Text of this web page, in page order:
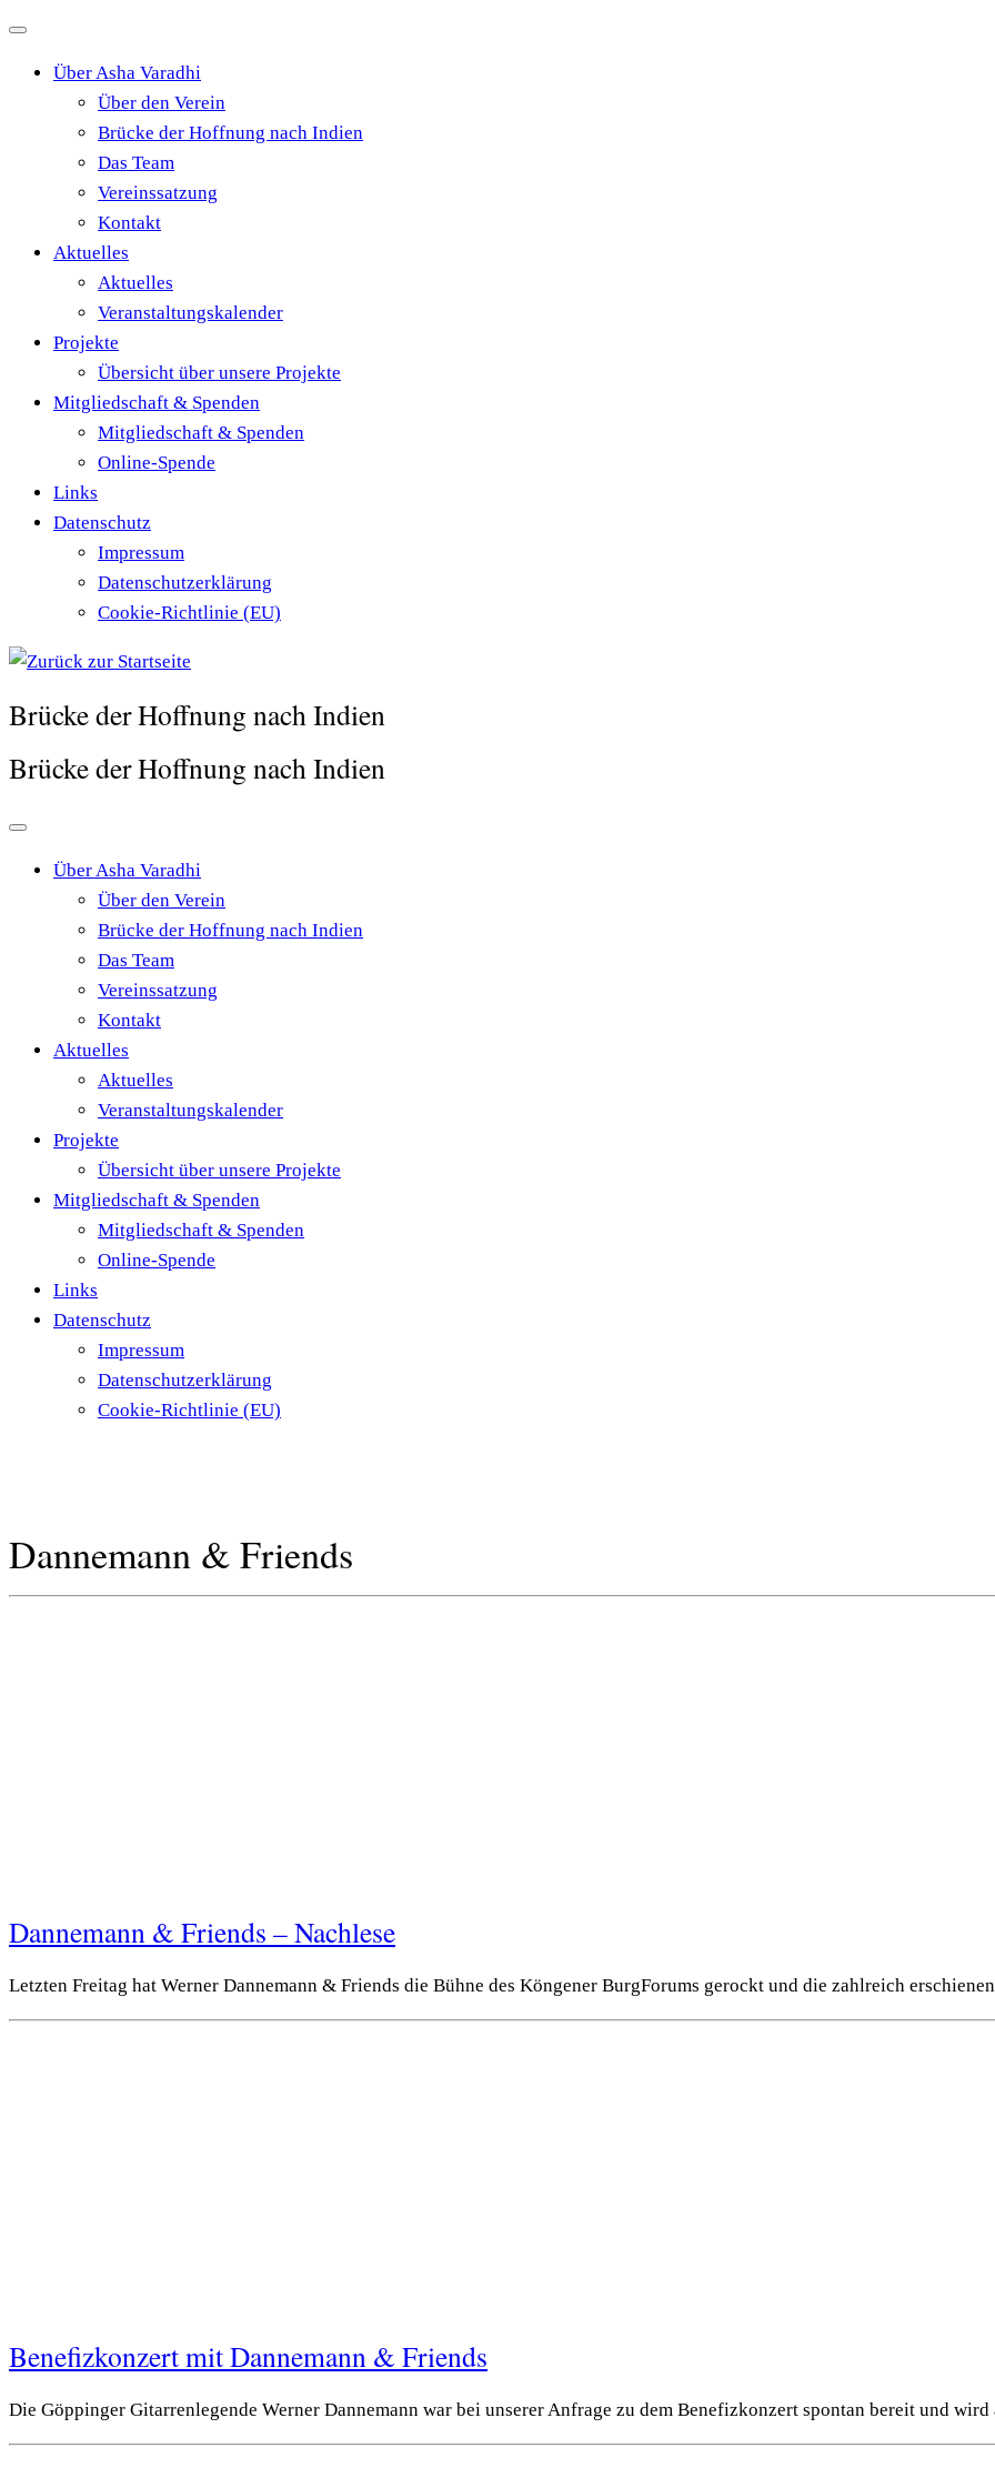
Zum
springenÜber Asha Varadhi
Über den Verein
Brücke der Hoffnung nach Indien
Das Team
Vereinssatzung
Kontakt
Aktuelles
Aktuelles
Veranstaltungskalender
Projekte
Übersicht über unsere Projekte
Mitgliedschaft & Spenden
Mitgliedschaft & Spenden
Online-Spende
Links
Datenschutz
Impressum
Datenschutzerklärung
Cookie-Richtlinie (EU)
Brücke der Hoffnung nach Indien
Brücke der Hoffnung nach Indien
Über Asha Varadhi
Über den Verein
Brücke der Hoffnung nach Indien
Das Team
Vereinssatzung
Kontakt
Aktuelles
Aktuelles
Veranstaltungskalender
Projekte
Übersicht über unsere Projekte
Mitgliedschaft & Spenden
Mitgliedschaft & Spenden
Online-Spende
Links
Datenschutz
Impressum
Datenschutzerklärung
Cookie-Richtlinie (EU)
Dannemann & Friends
Dannemann & Friends – Nachlese
Letzten Freitag hat Werner Dannemann & Friends die Bühne des Köngener BurgForums gerockt und die zahlreich
Benefizkonzert mit Dannemann & Friends
Die Göppinger Gitarrenlegende Werner Dannemann war bei unserer Anfrage zu dem Benefizkonzert spontan bereit und